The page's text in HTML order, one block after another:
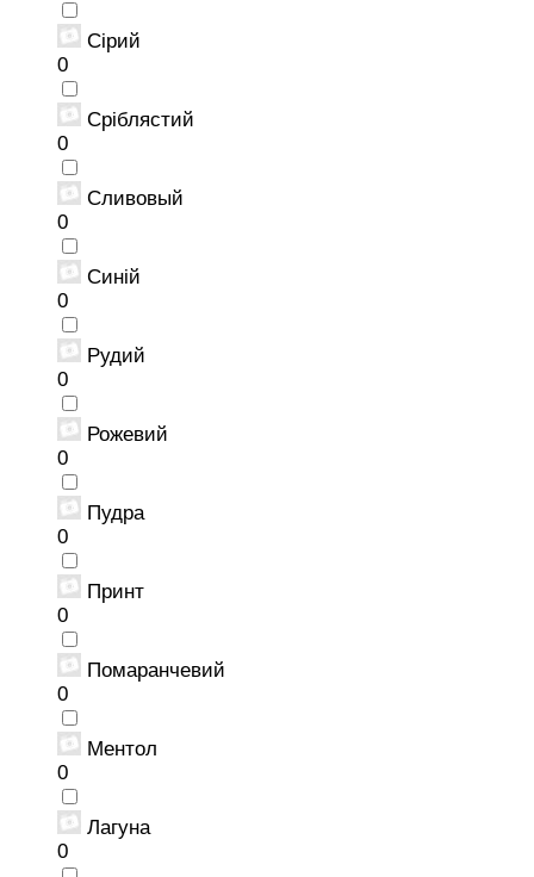
Сірий
0
Сріблястий
0
Сливовый
0
Синій
0
Рудий
0
Рожевий
0
Пудра
0
Принт
0
Помаранчевий
0
Ментол
0
Лагуна
0